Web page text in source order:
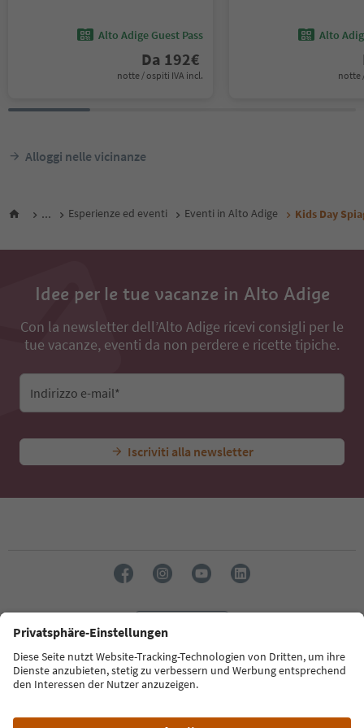
Alto Adige Guest Pass
Da 192€
notte / ospiti IVA incl.
Alto
notte
Alloggi nelle vicinanze
... Esperienze ed eventi Eventi in Alto Adige Kids Day
Idee per le tue vacanze in Alto Adige
Con la newsletter dell’Alto Adige ricevi consigli per le
tue vacanze, eventi da non perdere e ricette tipiche.
Indirizzo e-mail*
Iscriviti alla newsletter
Südtirol Guide App